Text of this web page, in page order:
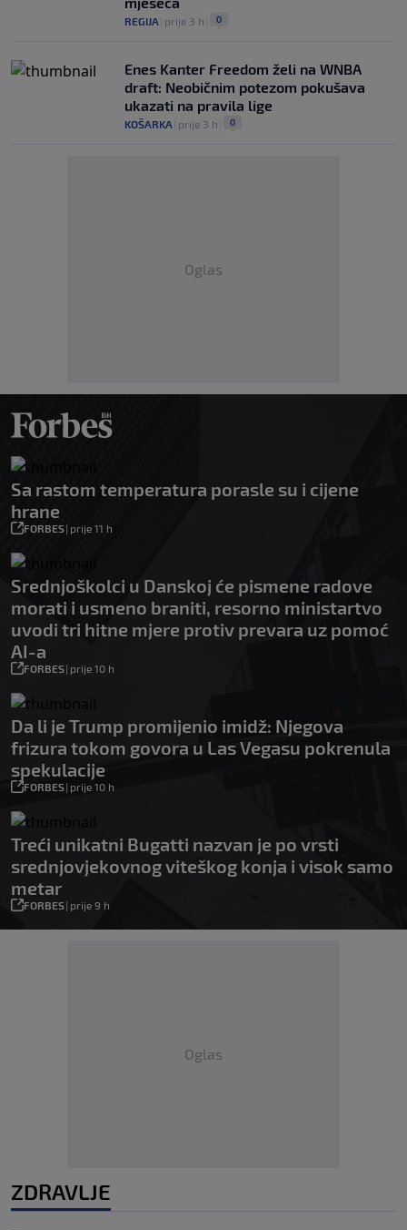
REGIJA prije 3 h 0
Enes Kanter Freedom želi na WNBA
draft: Neobičnim potezom pokušava
ukazati na pravila lige
KOŠARKA prije 3 h 0
Oglas
Sa rastom temperatura porasle su i cijene
hrane
FORBES| prije 11 h
Srednjoškolci u Danskoj će pismene radove
morati i usmeno braniti, resorno ministartvo
uvodi tri hitne mjere protiv prevara uz pomoć
AI-a
FORBES| prije 10 h
Da li je Trump promijenio imidž: Njegova
frizura tokom govora u Las Vegasu pokrenula
spekulacije
FORBES| prije 10 h
Treći unikatni Bugatti nazvan je po vrsti
srednjovjekovnog viteškog konja i visok samo
metar
FORBES| prije 9 h
Oglas
ZDRAVLJE